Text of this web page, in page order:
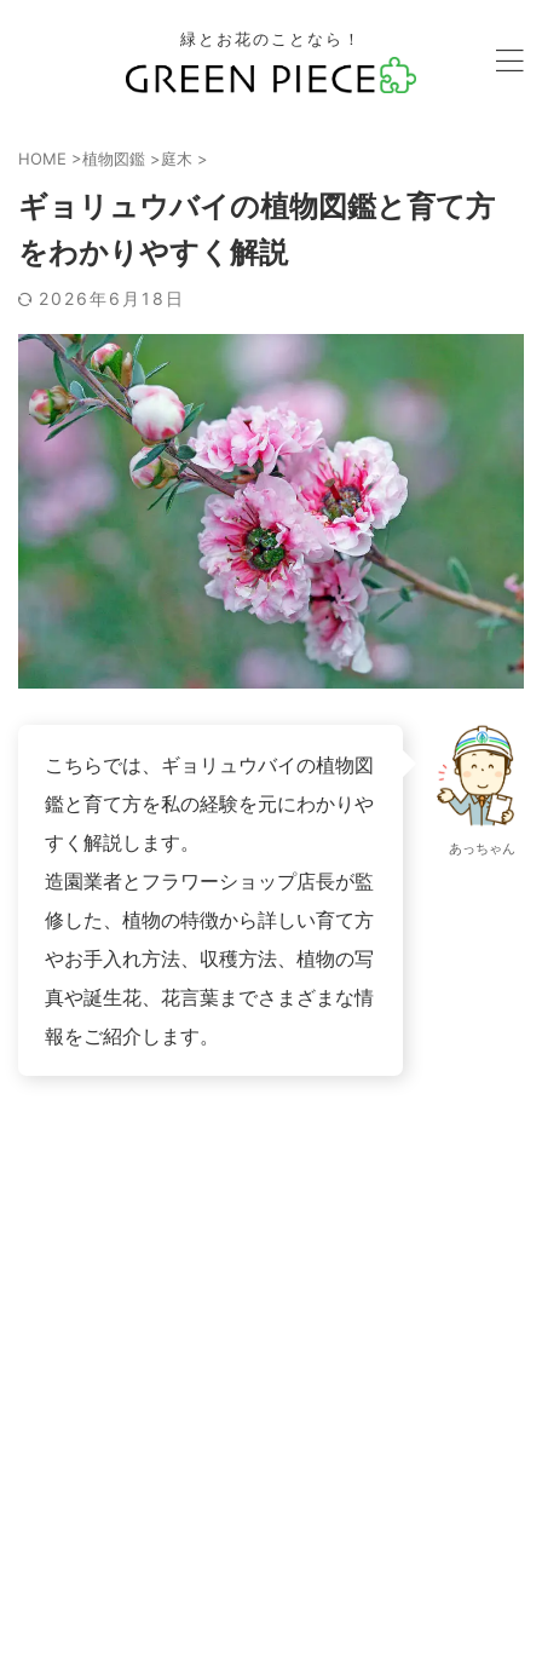
緑とお花のことなら！
HOME >植物図鑑 >庭木 >
ギョリュウバイの植物図鑑と育て方
をわかりやすく解説
2026年6月18日
こちらでは、ギョリュウバイの植物図
鑑と育て方を私の経験を元にわかりや
すく解説します。
造園業者とフラワーショップ店長が監
修した、植物の特徴から詳しい育て方
やお手入れ方法、収穫方法、植物の写
真や誕生花、花言葉までさまざまな情
報をご紹介します。
あっちゃん